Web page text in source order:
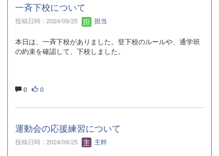
一斉下校について
投稿日時 : 2024/09/25 担当
本日は、一斉下校がありました。登下校のルールや、通学班
の約束を確認して、下校しました。
0 0
運動会の応援練習について
投稿日時 : 2024/09/25 主幹